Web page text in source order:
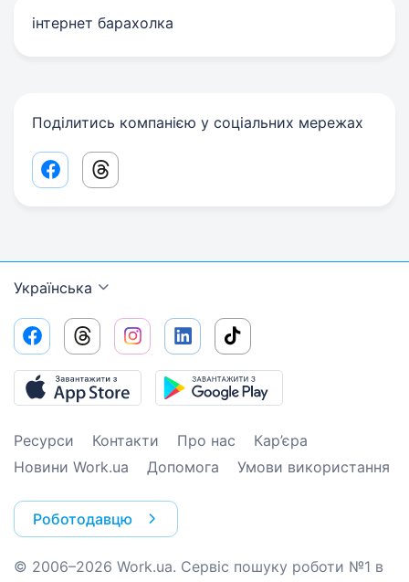
інтернет барахолка
Поділитись компанією у соціальних мережах
Facebook share link
Threads share link
Українська
Ресурси Контакти Про нас
Кар’єра
Новини Work.ua
Допомога Умови використання
Роботодавцю
© 2006–2026 Work.ua. Сервіс пошуку роботи №1 в